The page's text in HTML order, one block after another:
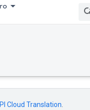
Cloud Translation